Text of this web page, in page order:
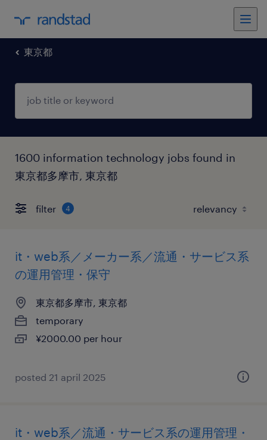
東京都
1600 information technology jobs found in
東京都多摩市, 東京都
filter 4
it・web系／メーカー系／流通・サービス系
の運用管理・保守
東京都多摩市, 東京都
temporary
¥2000.00 per hour
posted 21 april 2025
it・web系／流通・サービス系の運用管理・